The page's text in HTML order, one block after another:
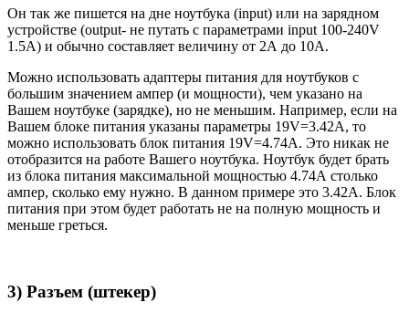
Он так же пишется на дне ноутбука (input) или на зарядном
устройстве (output- не путать с параметрами input 100-240V
1.5A) и обычно составляет величину от 2А до 10A.
Можно использовать адаптеры питания для ноутбуков с
большим значением ампер (и мощности), чем указано на
Вашем ноутбуке (зарядке), но не меньшим. Например, если на
Вашем блоке питания указаны параметры 19V=3.42A, то
можно использовать блок питания 19V=4.74A. Это никак не
отобразится на работе Вашего ноутбука. Ноутбук будет брать
из блока питания максимальной мощностью 4.74А столько
ампер, сколько ему нужно. В данном примере это 3.42А. Блок
питания при этом будет работать не на полную мощность и
меньше греться.
3) Разъем (штекер)